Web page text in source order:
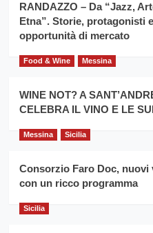
Franco
Caruso
RANDAZZO – Da “Jazz,
Etna”. Storie, protagonisti
opportunità di mercato
Food & Wine Messina
WINE NOT? A
CELEBRA IL VINO E LE
Messina Sicilia
Consorzio Faro Doc, nuovi
con un ricco programma
Sicilia